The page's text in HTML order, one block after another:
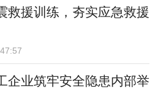
救援训练，夯实应急救援
企业筑牢安全隐患内部举